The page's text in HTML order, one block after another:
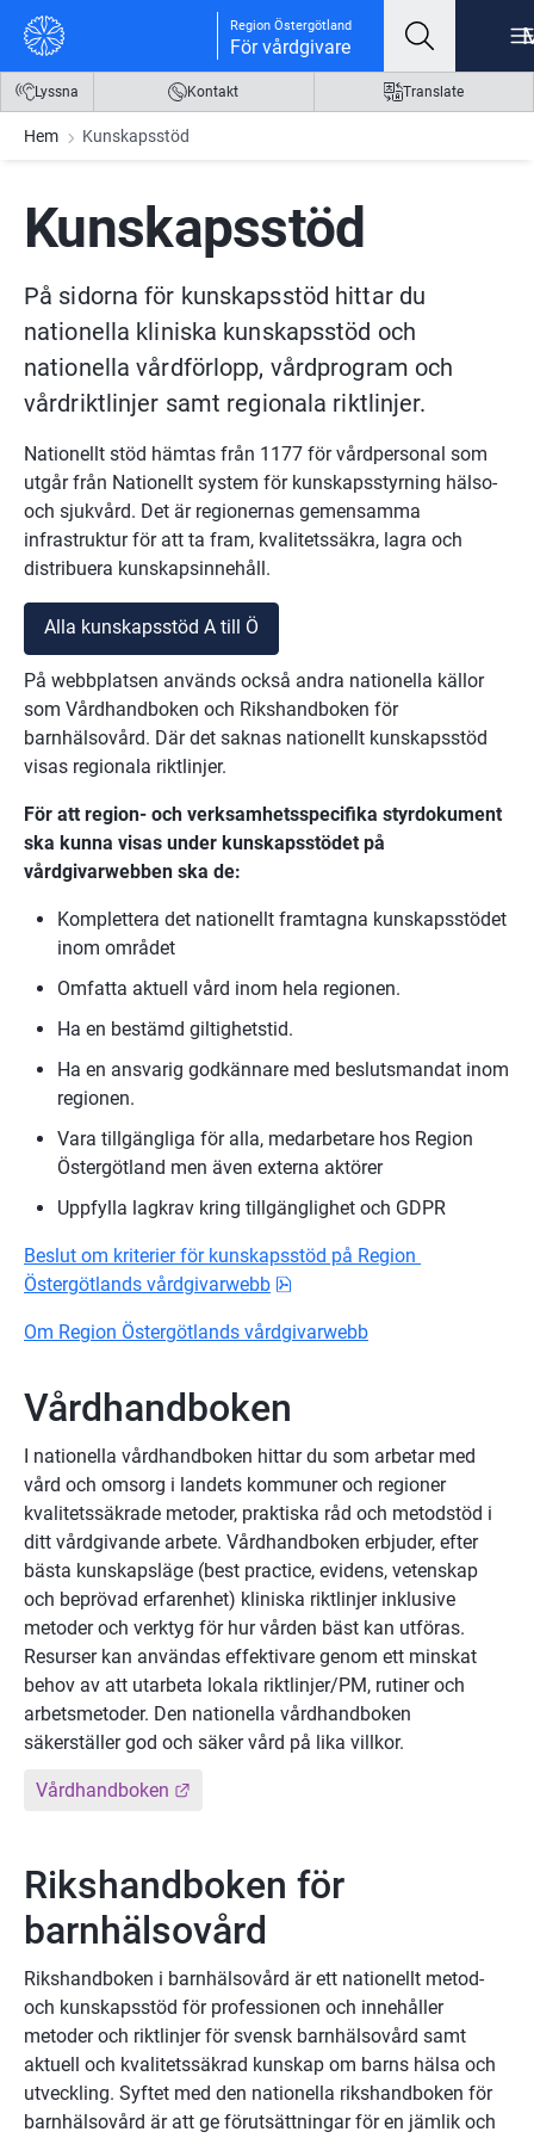
Gå till innehåll
Gå till meny
Gå till sidfot Region Östergötland
För vårdgivare
Lyssna Kontakt Translate
Hem Kunskapsstöd
Kunskapsstöd
På sidorna för kunskapsstöd hittar du
nationella kliniska kunskapsstöd och
nationella vårdförlopp, vårdprogram och
vårdriktlinjer samt regionala riktlinjer.
Nationellt stöd hämtas från 1177 för vårdpersonal som
utgår från Nationellt system för kunskapsstyrning hälso-
och sjukvård. Det är regionernas gemensamma
infrastruktur för att ta fram, kvalitetssäkra, lagra och
distribuera kunskapsinnehåll.
Alla kunskapsstöd A till Ö
På webbplatsen används också andra nationella källor
som Vårdhandboken och Rikshandboken för
barnhälsovård. Där det saknas nationellt kunskapsstöd
visas regionala riktlinjer.
För att region- och verksamhetsspecifika styrdokument
ska kunna visas under kunskapsstödet på
vårdgivarwebben ska de:
Komplettera det nationellt framtagna kunskapsstödet
inom området
Omfatta aktuell vård inom hela regionen.
Ha en bestämd giltighetstid.
Ha en ansvarig godkännare med beslutsmandat inom
regionen.
Vara tillgängliga för alla, medarbetare hos Region
Östergötland men även externa aktörer
Uppfylla lagkrav kring tillgänglighet och GDPR
Beslut om kriterier för kunskapsstöd på Region
Östergötlands vårdgivarwebb
Om Region Östergötlands vårdgivarwebb
Vårdhandboken
I nationella vårdhandboken hittar du som arbetar med
vård och omsorg i landets kommuner och regioner
kvalitetssäkrade metoder, praktiska råd och metodstöd i
ditt vårdgivande arbete. Vårdhandboken erbjuder, efter
bästa kunskapsläge (best practice, evidens, vetenskap
och beprövad erfarenhet) kliniska riktlinjer inklusive
metoder och verktyg för hur vården bäst kan utföras.
Resurser kan användas effektivare genom ett minskat
behov av att utarbeta lokala riktlinjer/PM, rutiner och
arbetsmetoder. Den nationella vårdhandboken
säkerställer god och säker vård på lika villkor.
Vårdhandboken
Rikshandboken för
barnhälsovård
Rikshandboken i barnhälsovård är ett nationellt metod-
och kunskapsstöd för professionen och innehåller
metoder och riktlinjer för svensk barnhälsovård samt
aktuell och kvalitetssäkrad kunskap om barns hälsa och
utveckling. Syftet med den nationella rikshandboken för
barnhälsovård är att ge förutsättningar för en jämlik och